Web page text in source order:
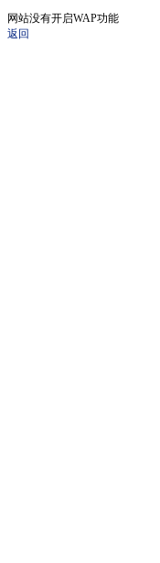
网站没有开启WAP功能
返回